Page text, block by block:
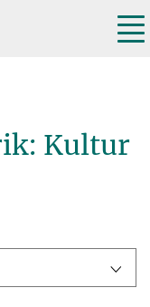
Kultur